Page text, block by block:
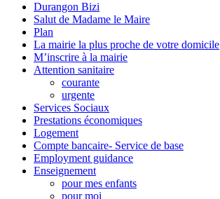
Durangon Bizi
Salut de Madame le Maire
Plan
La mairie la plus proche de votre domicile
M’inscrire à la mairie
Attention sanitaire
courante
urgente
Services Sociaux
Prestations économiques
Logement
Compte bancaire- Service de base
Employment guidance
Enseignement
pour mes enfants
pour moi